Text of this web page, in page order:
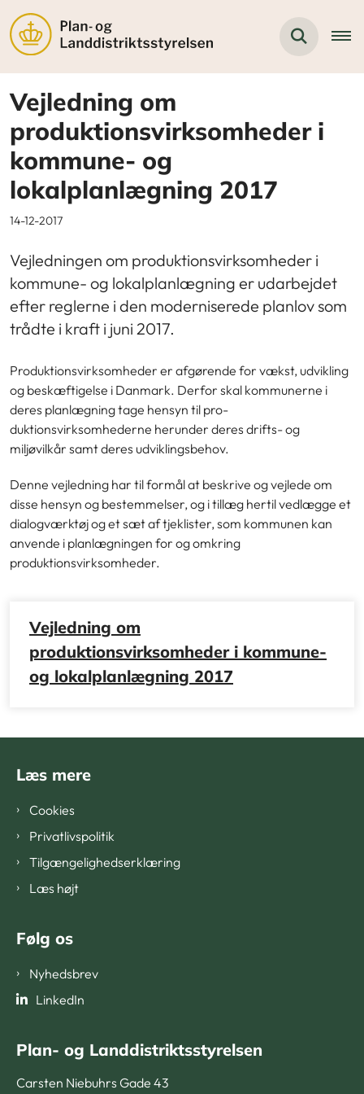
Vejledning om
produktionsvirksomheder i
kommune- og
lokalplanlægning 2017
14-12-2017
Vejledningen om produktionsvirksomheder i
kommune- og lokalplanlægning er udarbejdet
efter reglerne i den moderniserede planlov som
trådte i kraft i juni 2017.
Produktionsvirksomheder er afgørende for vækst, ud­vikling
og beskæftigelse i Danmark. Derfor skal kommunerne i
deres planlægning tage hensyn til pro­
duktionsvirksomhederne herunder deres drifts- og
miljøvilkår samt deres udviklingsbehov.
Denne vejledning har til formål at beskrive og vejlede om
disse hensyn og bestemmelser, og i tillæg hertil vedlægge et
dialogværktøj og et sæt af tjeklister, som kommunen kan
anvende i planlægningen for og om­kring
produktionsvirksomheder.
Vejledning om
produktionsvirksomheder i kommune-
og lokalplanlægning 2017
Læs mere
Cookies
Privatlivspolitik
Tilgængelighedserklæring
Læs højt
Følg os
Nyhedsbrev
LinkedIn
Plan- og Landdistriktsstyrelsen
Carsten Niebuhrs Gade 43